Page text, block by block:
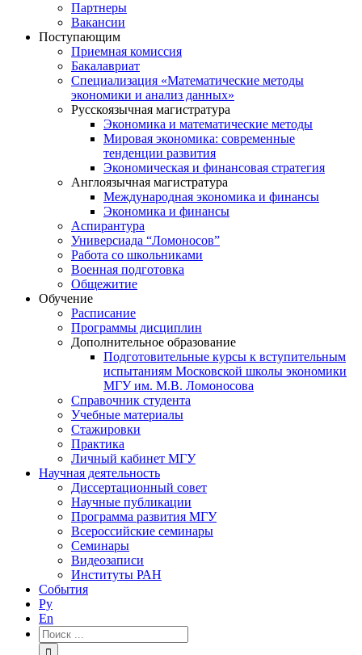
Партнеры
Вакансии
Поступающим
Приемная комиссия
Бакалавриат
Специализация «Математические методы
экономики и анализ данных»
Русскоязычная магистратура
Экономика и математические методы
Мировая экономика: современные
тенденции развития
Экономическая и финансовая стратегия
Англоязычная магистратура
Международная экономика и финансы
Экономика и финансы
Аспирантура
Универсиада “Ломоносов”
Работа со школьниками
Военная подготовка
Общежитие
Обучение
Расписание
Программы дисциплин
Дополнительное образование
Подготовительные курсы к вступительным
испытаниям Московской школы экономики
МГУ им. М.В. Ломоносова
Справочник студента
Учебные материалы
Стажировки
Практика
Личный кабинет МГУ
Научная деятельность
Диссертационный совет
Научные публикации
Программа развития МГУ
Всероссийские семинары
Семинары
Видеозаписи
Институты РАН
События
Ру
En
Результат
поиска: